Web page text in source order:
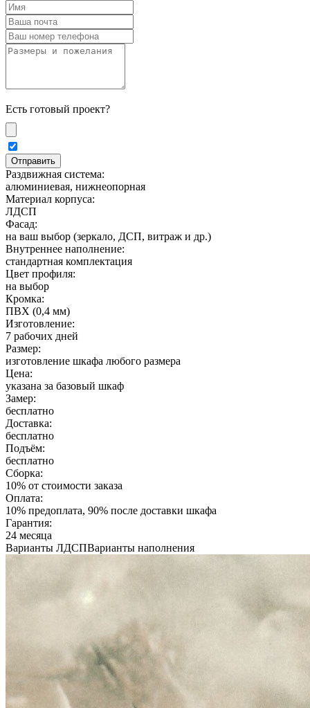
Есть готовый проект?
Раздвижная система:
алюминиевая, нижнеопорная
Материал корпуса:
ЛДСП
Фасад:
на ваш выбор (зеркало, ДСП, витраж и др.)
Внутреннее наполнение:
стандартная комплектация
Цвет профиля:
на выбор
Кромка:
ПВХ (0,4 мм)
Изготовление:
7 рабочих дней
Размер:
изготовление шкафа любого размера
Цена:
указана за базовый шкаф
Замер:
бесплатно
Доставка:
бесплатно
Подъём:
бесплатно
Сборка:
10% от стоимости заказа
Оплата:
10% предоплата, 90% после доставки шкафа
Гарантия:
24 месяца
Варианты ЛДСПВарианты наполнения